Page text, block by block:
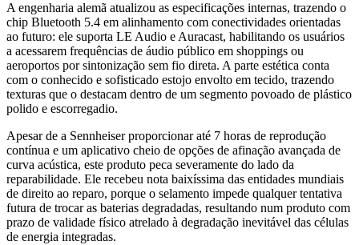
A engenharia alemã atualizou as especificações internas, trazendo o
chip Bluetooth 5.4 em alinhamento com conectividades orientadas
ao futuro: ele suporta LE Audio e Auracast, habilitando os usuários
a acessarem frequências de áudio público em shoppings ou
aeroportos por sintonização sem fio direta. A parte estética conta
com o conhecido e sofisticado estojo envolto em tecido, trazendo
texturas que o destacam dentro de um segmento povoado de plástico
polido e escorregadio.
Apesar de a Sennheiser proporcionar até 7 horas de reprodução
contínua e um aplicativo cheio de opções de afinação avançada de
curva acústica, este produto peca severamente do lado da
reparabilidade. Ele recebeu nota baixíssima das entidades mundiais
de direito ao reparo, porque o selamento impede qualquer tentativa
futura de trocar as baterias degradadas, resultando num produto com
prazo de validade físico atrelado à degradação inevitável das células
de energia integradas.